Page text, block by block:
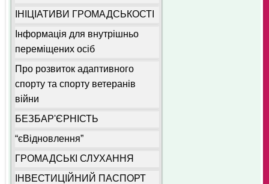
ІНІЦІАТИВИ ГРОМАДСЬКОСТІ
Інформація для внутрішньо
переміщених осіб
Про розвиток адаптивного
спорту та спорту ветеранів
війни
БЕЗБАР'ЄРНІСТЬ
“єВідновлення”
ГРОМАДСЬКІ СЛУХАННЯ
ІНВЕСТИЦІЙНИЙ ПАСПОРТ